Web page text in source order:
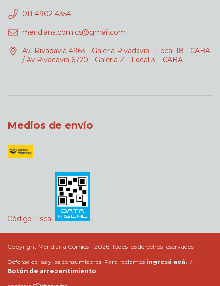
011 4902-4354
meridiana.comics@gmail.com
Av. Rivadavia 4963 - Galeria Rivadavia - Local 18 - CABA
/ Av.Rivadavia 6720 - Galeria Z - Local 3 – CABA
Medios de envío
Código Fiscal
Copyright Meridiana Comics - 2026. Todos los derechos reservados.
Defensa de las y los consumidores. Para reclamos ingresá acá. /
Botón de arrepentimiento